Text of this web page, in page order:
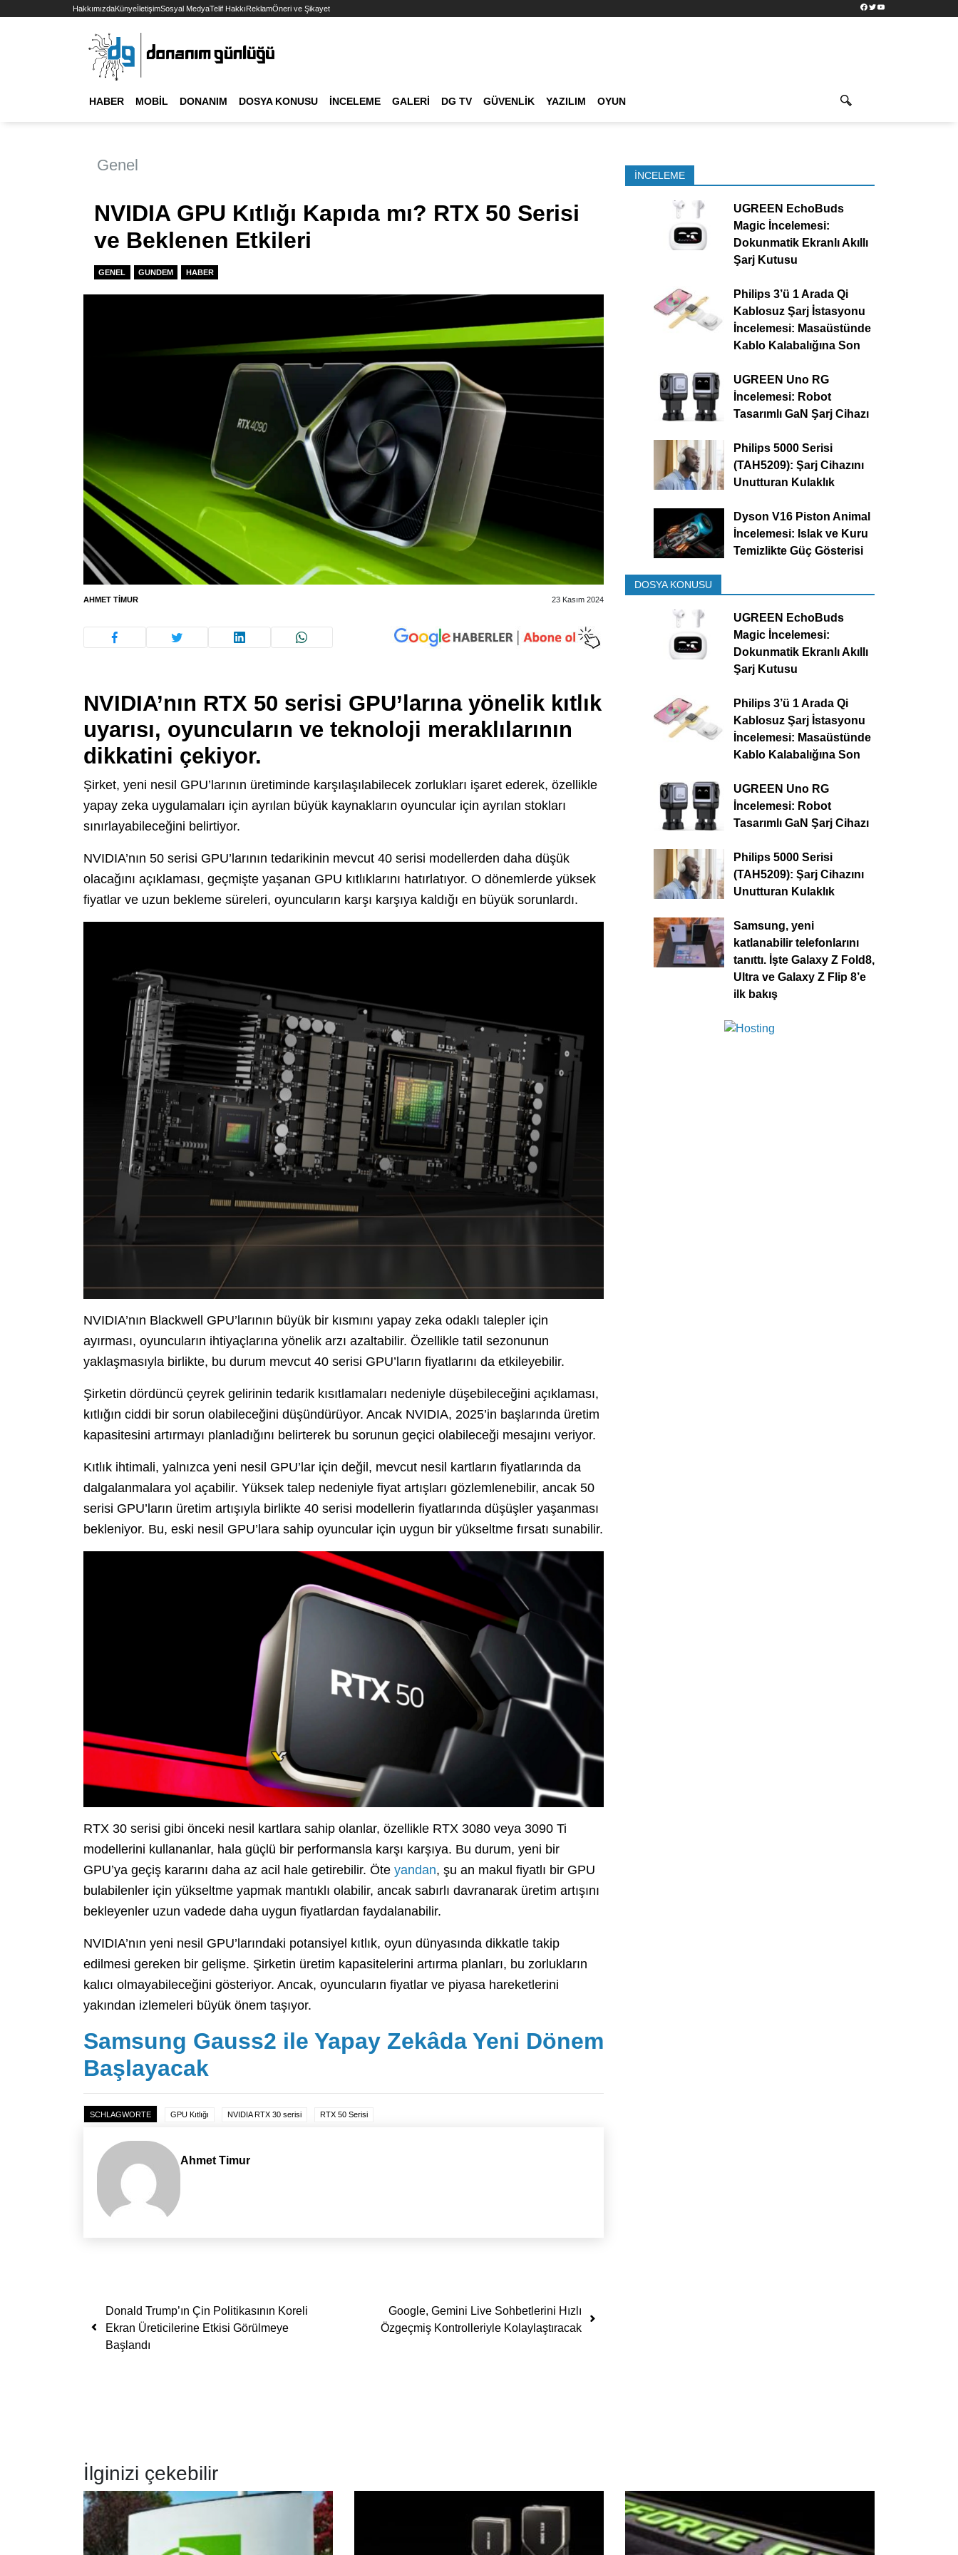
HakkımızdaKünyeİletişimSosyal MedyaTelif HakkıReklamÖneri ve Şikayet Facebook
TwitterYouTube
HABER MOBIL DONANIM DOSYA KONUSU İNCELEME GALERI DG TV GÜVENLIK YAZILIM OYUN
Genel
NVIDIA GPU Kıtlığı Kapıda mı? RTX 50 Serisi
ve Beklenen Etkileri
GENEL GUNDEM HABER
AHMET TIMUR 23 Kasım 2024
NVIDIA’nın RTX 50 serisi GPU’larına yönelik kıtlık
uyarısı, oyuncuların ve teknoloji meraklılarının
dikkatini çekiyor.
Şirket, yeni nesil GPU’larının üretiminde karşılaşılabilecek zorlukları işaret ederek, özellikle
yapay zeka uygulamaları için ayrılan büyük kaynakların oyuncular için ayrılan stokları
sınırlayabileceğini belirtiyor.
NVIDIA’nın 50 serisi GPU’larının tedarikinin mevcut 40 serisi modellerden daha düşük
olacağını açıklaması, geçmişte yaşanan GPU kıtlıklarını hatırlatıyor. O dönemlerde yüksek
fiyatlar ve uzun bekleme süreleri, oyuncuların karşı karşıya kaldığı en büyük sorunlardı.
NVIDIA’nın Blackwell GPU’larının büyük bir kısmını yapay zeka odaklı talepler için
ayırması, oyuncuların ihtiyaçlarına yönelik arzı azaltabilir. Özellikle tatil sezonunun
yaklaşmasıyla birlikte, bu durum mevcut 40 serisi GPU’ların fiyatlarını da etkileyebilir.
Şirketin dördüncü çeyrek gelirinin tedarik kısıtlamaları nedeniyle düşebileceğini açıklaması,
kıtlığın ciddi bir sorun olabileceğini düşündürüyor. Ancak NVIDIA, 2025’in başlarında üretim
kapasitesini artırmayı planladığını belirterek bu sorunun geçici olabileceği mesajını veriyor.
Kıtlık ihtimali, yalnızca yeni nesil GPU’lar için değil, mevcut nesil kartların fiyatlarında da
dalgalanmalara yol açabilir. Yüksek talep nedeniyle fiyat artışları gözlemlenebilir, ancak 50
serisi GPU’ların üretim artışıyla birlikte 40 serisi modellerin fiyatlarında düşüşler yaşanması
bekleniyor. Bu, eski nesil GPU’lara sahip oyuncular için uygun bir yükseltme fırsatı sunabilir.
RTX 30 serisi gibi önceki nesil kartlara sahip olanlar, özellikle RTX 3080 veya 3090 Ti
modellerini kullananlar, hala güçlü bir performansla karşı karşıya. Bu durum, yeni bir
GPU’ya geçiş kararını daha az acil hale getirebilir. Öte yandan, şu an makul fiyatlı bir GPU
bulabilenler için yükseltme yapmak mantıklı olabilir, ancak sabırlı davranarak üretim artışını
bekleyenler uzun vadede daha uygun fiyatlardan faydalanabilir.
NVIDIA’nın yeni nesil GPU’larındaki potansiyel kıtlık, oyun dünyasında dikkatle takip
edilmesi gereken bir gelişme. Şirketin üretim kapasitelerini artırma planları, bu zorlukların
kalıcı olmayabileceğini gösteriyor. Ancak, oyuncuların fiyatlar ve piyasa hareketlerini
yakından izlemeleri büyük önem taşıyor.
Samsung Gauss2 ile Yapay Zekâda Yeni Dönem
Başlayacak
SCHLAGWORTE GPU Kıtlığı NVIDIA RTX 30 serisi RTX 50 Serisi
Ahmet Timur
Yazı dolaşımı
Donald Trump’ın Çin Politikasının Koreli
Ekran Üreticilerine Etkisi Görülmeye
Başlandı
Google, Gemini Live Sohbetlerini Hızlı
Özgeçmiş Kontrolleriyle Kolaylaştıracak
İNCELEME
UGREEN EchoBuds
Magic İncelemesi:
Dokunmatik Ekranlı Akıllı
Şarj Kutusu
Philips 3’ü 1 Arada Qi
Kablosuz Şarj İstasyonu
İncelemesi: Masaüstünde
Kablo Kalabalığına Son
UGREEN Uno RG
İncelemesi: Robot
Tasarımlı GaN Şarj Cihazı
Philips 5000 Serisi
(TAH5209): Şarj Cihazını
Unutturan Kulaklık
Dyson V16 Piston Animal
İncelemesi: Islak ve Kuru
Temizlikte Güç Gösterisi
DOSYA KONUSU
UGREEN EchoBuds
Magic İncelemesi:
Dokunmatik Ekranlı Akıllı
Şarj Kutusu
Philips 3’ü 1 Arada Qi
Kablosuz Şarj İstasyonu
İncelemesi: Masaüstünde
Kablo Kalabalığına Son
UGREEN Uno RG
İncelemesi: Robot
Tasarımlı GaN Şarj Cihazı
Philips 5000 Serisi
(TAH5209): Şarj Cihazını
Unutturan Kulaklık
Samsung, yeni
katlanabilir telefonlarını
tanıttı. İşte Galaxy Z Fold8,
Ultra ve Galaxy Z Flip 8’e
ilk bakış
İlginizi çekebilir